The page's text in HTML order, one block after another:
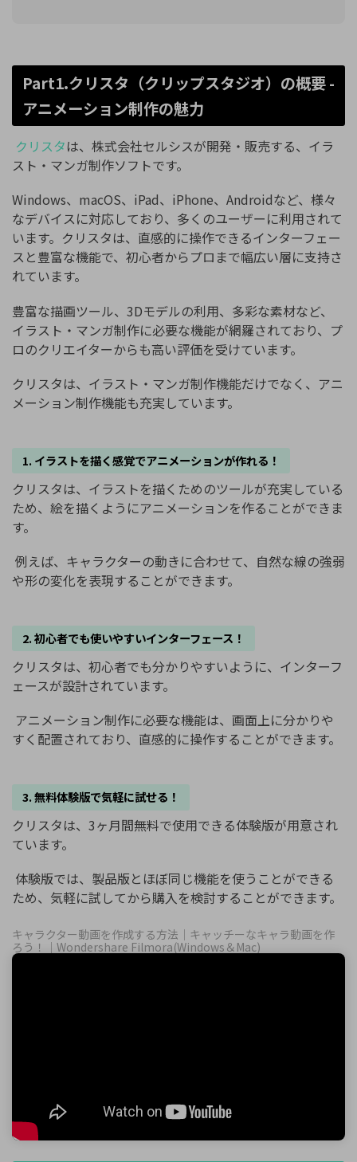
Part1.クリスタ（クリップスタジオ）の概要 -
アニメーション制作の魅力
クリスタは、株式会社セルシスが開発・販売する、イラ
スト・マンガ制作ソフトです。
Windows、macOS、iPad、iPhone、Androidなど、様々
なデバイスに対応しており、多くのユーザーに利用されて
います。クリスタは、直感的に操作できるインターフェー
スと豊富な機能で、初心者からプロまで幅広い層に支持さ
れています。
豊富な描画ツール、3Dモデルの利用、多彩な素材など、
イラスト・マンガ制作に必要な機能が網羅されており、プ
ロのクリエイターからも高い評価を受けています。
クリスタは、イラスト・マンガ制作機能だけでなく、アニ
メーション制作機能も充実しています。
1. イラストを描く感覚でアニメーションが作れる！
クリスタは、イラストを描くためのツールが充実している
ため、絵を描くようにアニメーションを作ることができま
す。
例えば、キャラクターの動きに合わせて、自然な線の強弱
や形の変化を表現することができます。
2. 初心者でも使いやすいインターフェース！
クリスタは、初心者でも分かりやすいように、インターフ
ェースが設計されています。
アニメーション制作に必要な機能は、画面上に分かりや
すく配置されており、直感的に操作することができます。
3. 無料体験版で気軽に試せる！
クリスタは、3ヶ月間無料で使用できる体験版が用意され
ています。
体験版では、製品版とほぼ同じ機能を使うことができる
ため、気軽に試してから購入を検討することができます。
キャラクター動画を作成する方法｜キャッチーなキャラ動画を作
ろう！｜Wondershare Filmora(Windows＆Mac)